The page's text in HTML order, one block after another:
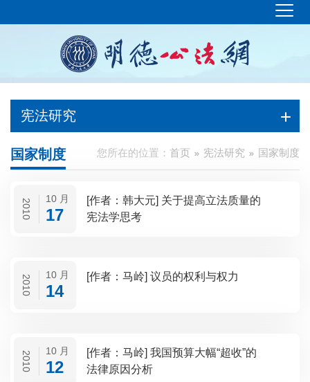
宪法研究
您所在的位置： 首页 宪法研究 国家制度
国家制度
2010 10 月
17
[作者：韩大元] 关于提高立法质量的
宪法学思考
2010 10 月
14
[作者：马岭] 议员的权利与权力
2010 10 月
12
[作者：马岭] 我国预算大幅“超收”的
法律原因分析